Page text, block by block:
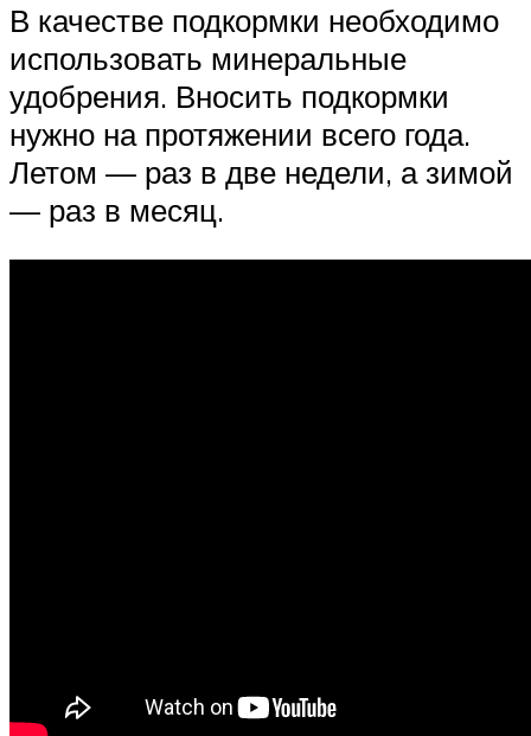
В качестве подкормки необходимо
использовать минеральные
удобрения. Вносить подкормки
нужно на протяжении всего года.
Летом — раз в две недели, а зимой
— раз в месяц.